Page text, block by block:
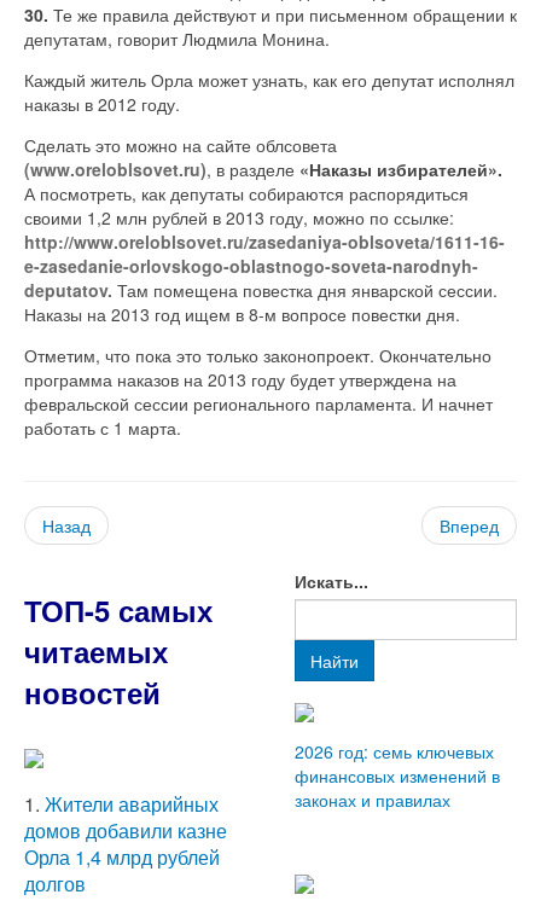
30. Те же правила действуют и при письменном обращении к
депутатам, говорит Людмила Монина.
Каждый житель Орла может узнать, как его депутат исполнял
наказы в 2012 году.
Сделать это можно на сайте облсовета
(www.oreloblsovet.ru), в разделе «Наказы избирателей».
А посмотреть, как депутаты собираются распорядиться
своими 1,2 млн рублей в 2013 году, можно по ссылке:
http://www.oreloblsovet.ru/zasedaniya-oblsoveta/1611-16-
e-zasedanie-orlovskogo-oblastnogo-soveta-narodnyh-
deputatov. Там помещена повестка дня январской сессии.
Наказы на 2013 год ищем в 8-м вопросе повестки дня.
Отметим, что пока это только законопроект. Окончательно
программа наказов на 2013 году будет утверждена на
февральской сессии регионального парламента. И начнет
работать с 1 марта.
Назад Вперед
ТОП-5 самых
читаемых
новостей
1. Жители аварийных
домов добавили казне
Орла 1,4 млрд рублей
долгов
Искать...
Найти
2026 год: семь ключевых
финансовых изменений в
законах и правилах